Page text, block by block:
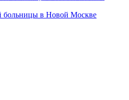
больницы в Новой Москве